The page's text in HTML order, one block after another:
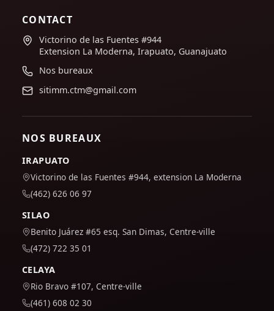
CONTACT
Victorino de las Fuentes #944
Extension La Moderna, Irapuato, Guanajuato
Nos bureaux
sitimm.ctm@gmail.com
NOS BUREAUX
IRAPUATO
Victorino de las Fuentes #944, extension La Moderna
(462) 626 06 97
SILAO
Benito Juárez #65 esq. San Dimas, Centre-ville
(472) 722 35 01
CELAYA
Rio Bravo #107, Centre-ville
(461) 608 02 30